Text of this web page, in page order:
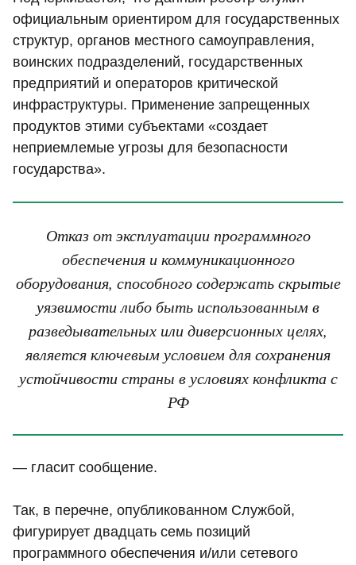
официальным ориентиром для государственных
структур, органов местного самоуправления,
воинских подразделений, государственных
предприятий и операторов критической
инфраструктуры. Применение запрещенных
продуктов этими субъектами «создает
неприемлемые угрозы для безопасности
государства».
Отказ от эксплуатации программного
обеспечения и коммуникационного
оборудования, способного содержать скрытые
уязвимости либо быть использованным в
разведывательных или диверсионных целях,
является ключевым условием для сохранения
устойчивости страны в условиях конфликта с
РФ
— гласит сообщение.
Так, в перечне, опубликованном Службой,
фигурирует двадцать семь позиций
программного обеспечения и/или сетевого